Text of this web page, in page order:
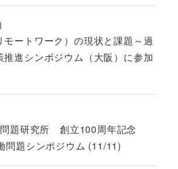
モートワーク）の現状と課題～過
推進シンポジウム（大阪）に参加
問題研究所 創立100周年記念
問題シンポジウム (11/11)